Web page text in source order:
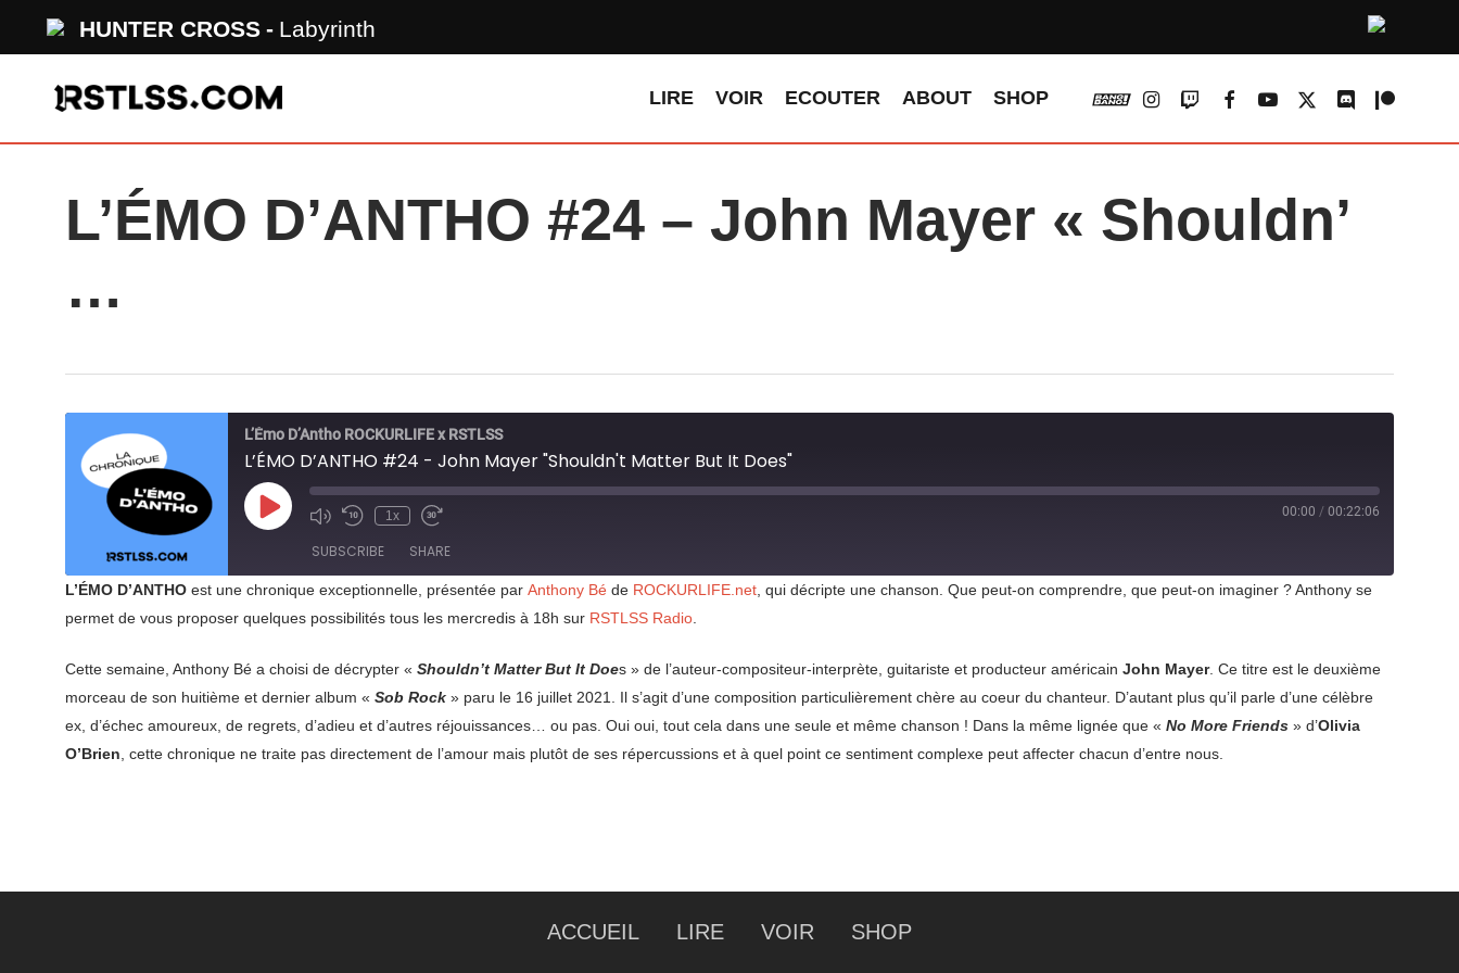
HUNTER CROSS Labyrinth
LIRE VOIR ECOUTER ABOUT SHOP vk instagram
twitchfacebookyoutube
x-
discordpatreon
L’ÉMO D’ANTHO #24 – John Mayer « Shouldn’
…
L’Émo D’Antho ROCKURLIFE x RSTLSS
L’ÉMO D’ANTHO #24 - John Mayer "Shouldn't Matter But It Does"
Play
Episode Mute/Unmute
Rewind
Seconds
1x
Fast
30
seconds
00:00 / 00:22:06
SUBSCRIBE SHARE
SHARE
LINK
EMBED
L’ÉMO D’ANTHO est une chronique exceptionnelle, présentée par Anthony Bé de ROCKURLIFE.net , qui décripte une chanson. Que peut-on comprendre, que peut-on imaginer ? Anthony se
permet de vous proposer quelques possibilités tous les mercredis à 18h sur RSTLSS Radio
Cette semaine, Anthony Bé a choisi de décrypter « Shouldn’t Matter But It Does » de l’auteur-compositeur-interprète, guitariste et producteur américain John Mayer. Ce titre est le deuxième
morceau de son huitième et dernier album « Sob Rock » paru le 16 juillet 2021. Il s’agit d’une composition particulièrement chère au coeur du chanteur. D’autant plus qu’il parle d’une célèbre
ex, d’échec amoureux, de regrets, d’adieu et d’autres réjouissances… ou pas. Oui oui, tout cela dans une seule et même chanson ! Dans la même lignée que « No More Friends » d’Olivia
O’Brien , cette chronique ne traite pas directement de l’amour mais plutôt de ses répercussions et à quel point ce sentiment complexe peut affecter chacun d’entre nous.
ACCUEIL LIRE VOIR SHOP